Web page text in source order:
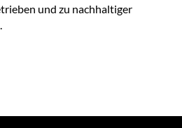
und zu nachhaltiger